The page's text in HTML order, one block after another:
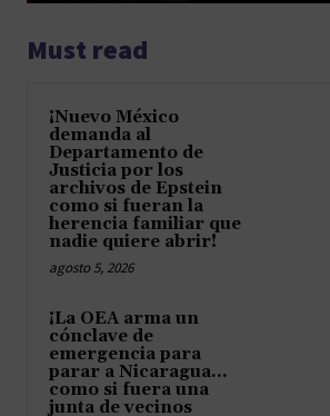
Must read
¡Nuevo México
demanda al
Departamento de
Justicia por los
archivos de Epstein
como si fueran la
herencia familiar que
nadie quiere abrir!
agosto 5, 2026
¡La OEA arma un
cónclave de
emergencia para
parar a Nicaragua…
como si fuera una
junta de vecinos